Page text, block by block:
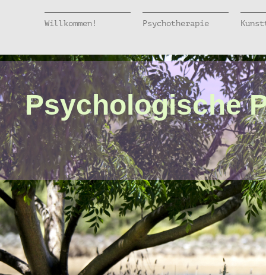
Willkommen! Psychotherapie
Psychologische